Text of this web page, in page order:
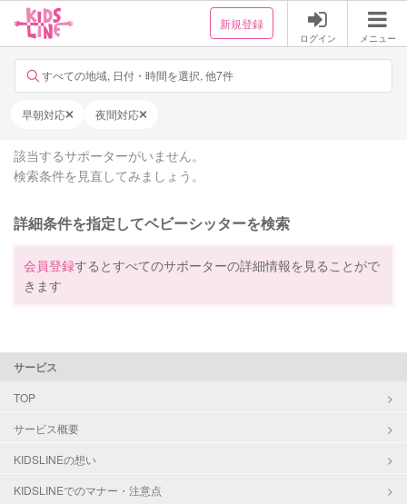
新規登録
ログイン メニュー
すべての地域, 日付・時間を選択, 他7件
早朝対応 夜間対応
該当するサポーターがいません。
検索条件を見直してみましょう。
詳細条件を指定してベビーシッターを検索
会員登録するとすべてのサポーターの詳細情報を見ることがで
きます
サービス
TOP
サービス概要
KIDSLINEの想い
KIDSLINEでのマナー・注意点